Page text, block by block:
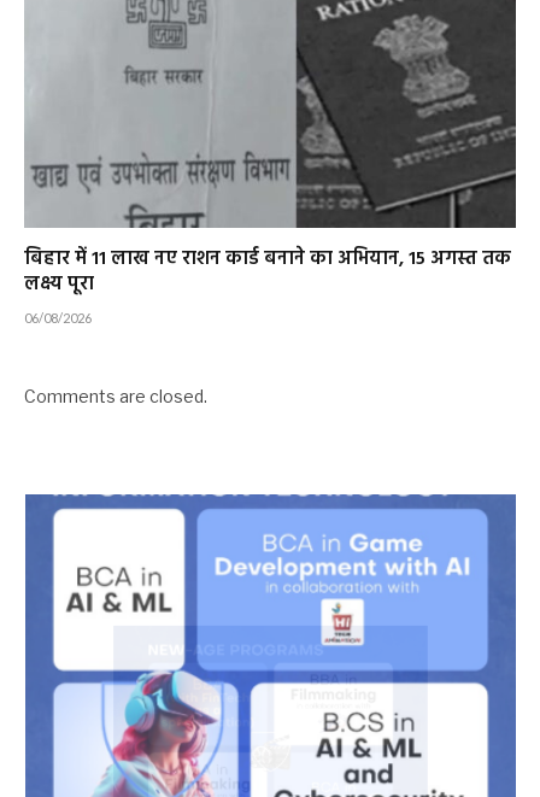
बिहार में 11 लाख नए राशन कार्ड बनाने का अभियान, 15 अगस्त तक
लक्ष्य पूरा
06/08/2026
Comments are closed.